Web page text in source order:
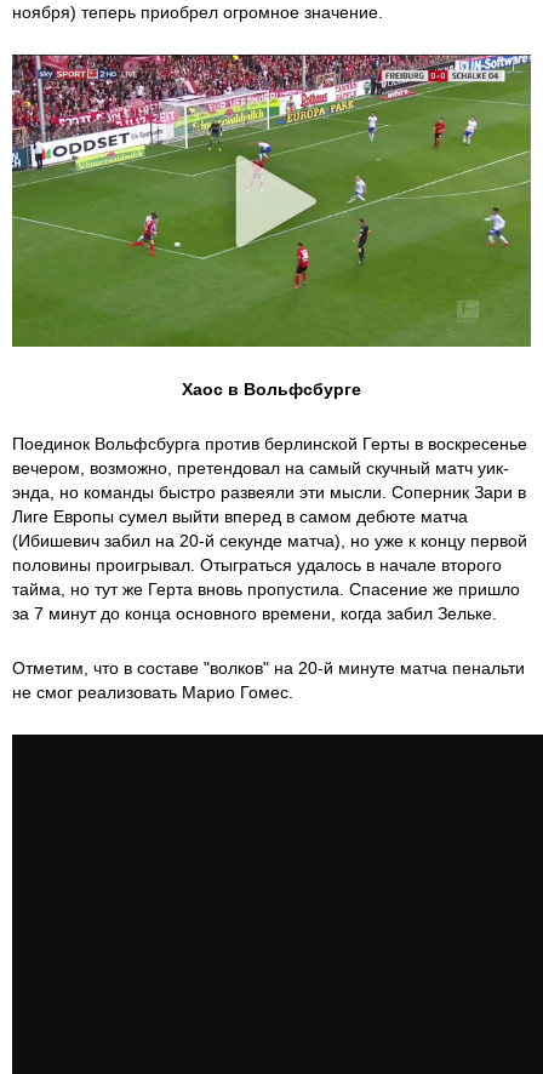
ноября) теперь приобрел огромное значение.
Хаос в Вольфсбурге
Поединок Вольфсбурга против берлинской Герты в воскресенье
вечером, возможно, претендовал на самый скучный матч уик-
энда, но команды быстро развеяли эти мысли. Соперник Зари в
Лиге Европы сумел выйти вперед в самом дебюте матча
(Ибишевич забил на 20-й секунде матча), но уже к концу первой
половины проигрывал. Отыграться удалось в начале второго
тайма, но тут же Герта вновь пропустила. Спасение же пришло
за 7 минут до конца основного времени, когда забил Зельке.
Отметим, что в составе "волков" на 20-й минуте матча пенальти
не смог реализовать Марио Гомес.